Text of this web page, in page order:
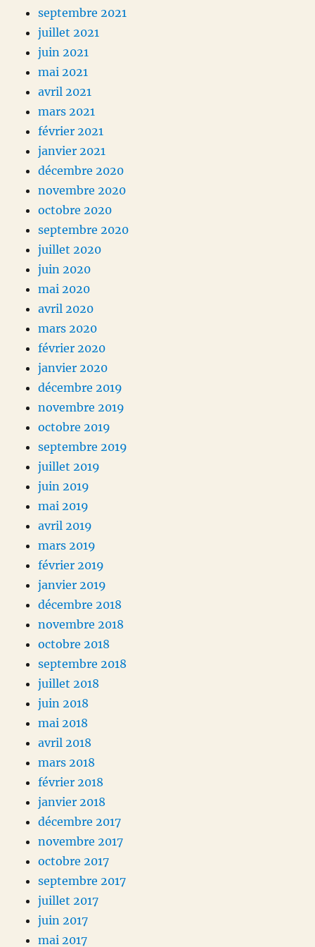
septembre 2021
juillet 2021
juin 2021
mai 2021
avril 2021
mars 2021
février 2021
janvier 2021
décembre 2020
novembre 2020
octobre 2020
septembre 2020
juillet 2020
juin 2020
mai 2020
avril 2020
mars 2020
février 2020
janvier 2020
décembre 2019
novembre 2019
octobre 2019
septembre 2019
juillet 2019
juin 2019
mai 2019
avril 2019
mars 2019
février 2019
janvier 2019
décembre 2018
novembre 2018
octobre 2018
septembre 2018
juillet 2018
juin 2018
mai 2018
avril 2018
mars 2018
février 2018
janvier 2018
décembre 2017
novembre 2017
octobre 2017
septembre 2017
juillet 2017
juin 2017
mai 2017